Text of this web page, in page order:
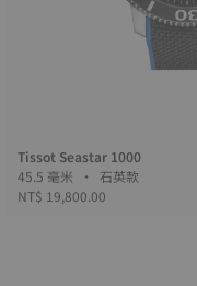
Tissot Seastar 1000
45.5 毫米 • 石英款
NT$ 19,800.00